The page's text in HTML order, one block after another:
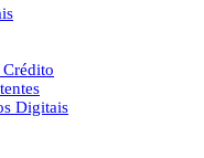
Crédito
Digitais